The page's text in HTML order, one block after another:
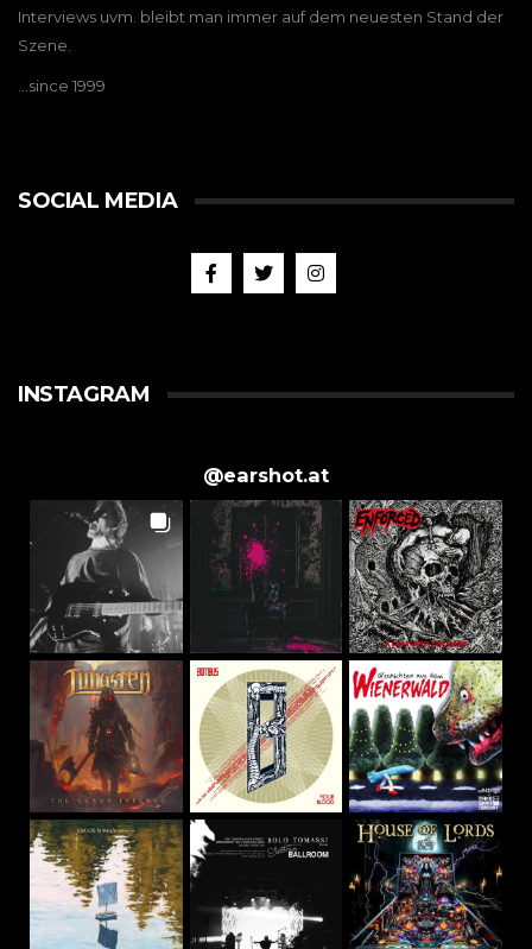
Interviews uvm. bleibt man immer auf dem neuesten Stand der
Szene.
…since 1999
SOCIAL MEDIA
INSTAGRAM
@earshot.at